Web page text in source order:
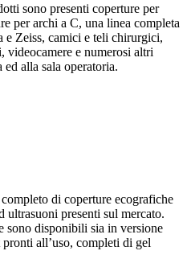
sono presenti coperture per
per archi a C, una linea completa
e Zeiss, camici e teli chirurgici,
videocamere e numerosi altri
alla sala operatoria.
di coperture ecografiche
ultrasuoni presenti sul mercato.
sono disponibili sia in versione
all’uso, completi di gel